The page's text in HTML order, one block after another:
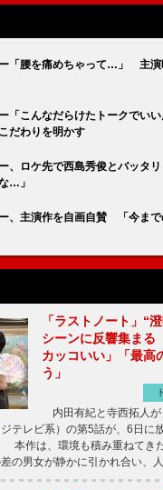
「腰を痛めちゃって…」 主演
「こんなだらけたトークでい
だわりを明かす
、ロケ先で西島秀俊とバッタ
…」
、主演作を自画自賛 「今まで
「ラストノート」“
シーンに反響集まる
カッコいい」「最高
う」
内田有紀と寺西拓人が
テレビ系）の第5話が、6日に
本作は、環境も積み重ねてき
の男女が静かに引かれ合い、